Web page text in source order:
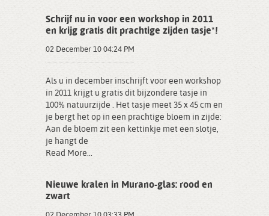
Schrijf nu in voor een workshop in 2011
en krijg gratis dit prachtige zijden tasje*!
02 December 10 04:24 PM
Als u in december inschrijft voor een workshop
in 2011 krijgt u gratis dit bijzondere tasje in
100% natuurzijde . Het tasje meet 35 x 45 cm en
je bergt het op in een prachtige bloem in zijde:
Aan de bloem zit een kettinkje met een slotje,
je hangt de
Read More...
Nieuwe kralen in Murano-glas: rood en
zwart